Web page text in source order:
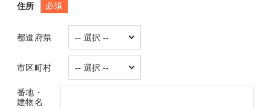
住所 必須
都道府県
市区町村
番地・
建物名